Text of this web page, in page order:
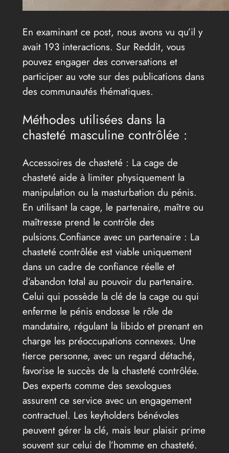
En examinant ce post, nous avons vu qu’il y
avait 193 interactions. Sur Reddit, vous
pouvez engager des conversations et
participer au vote sur des publications dans
des communautés thématiques.
Méthodes utilisées dans la
chasteté masculine contrôlée :
Accessoires de chasteté : La cage de
chasteté aide à limiter physiquement la
manipulation ou la masturbation du pénis.
En utilisant la cage, le partenaire, maître ou
maîtresse prend le contrôle des
pulsions.Confiance avec un partenaire : La
chasteté contrôlée est viable uniquement
dans un cadre de confiance réelle et
d’abandon total au pouvoir du partenaire.
Celui qui possède la clé de la cage ou qui
enferme le pénis endosse le rôle de
mandataire, régulant la libido et prenant en
charge les préoccupations connexes. Une
tierce personne, avec un regard détaché,
favorise le succès de la chasteté contrôlée.
Des experts comme des sexologues
assurent ce service avec un engagement
contractuel. Les keyholders bénévoles
peuvent gérer la clé, mais leur plaisir prime
souvent sur celui de l’homme en chasteté.